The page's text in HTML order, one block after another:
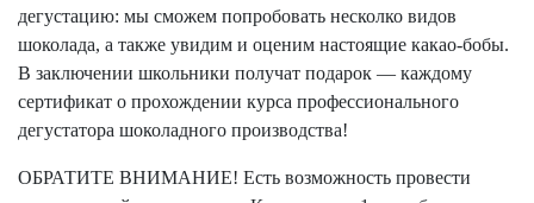
дегустацию: мы сможем попробовать несколко видов
шоколада, а также увидим и оценим настоящие какао-бобы.
В заключении школьники получат подарок — каждому
сертификат о прохождении курса профессионального
дегустатора шоколадного производства!
ОБРАТИТЕ ВНИМАНИЕ! Есть возможность провести